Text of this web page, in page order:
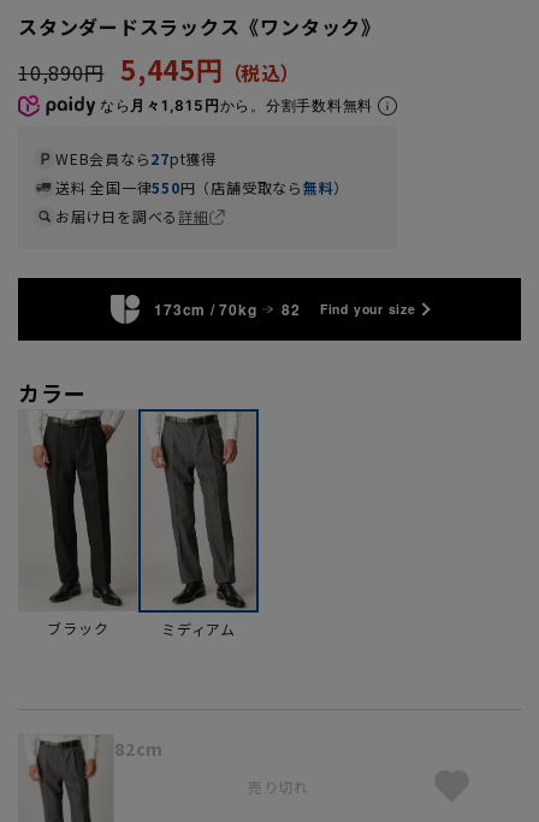
スタンダードスラックス《ワンタック》
10,890円 5,445円
なら 月々1,815円から。分割手数料無料
WEB会員なら27pt獲得
送料 全国一律550円（店舗受取なら無料）
お届け日を調べる詳細
173cm / 70kg 82 Find your size
カラー
ブラック ミディアム
82cm
売り切れ